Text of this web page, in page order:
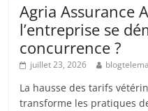
Agria Assurance
l’entreprise se
concurrence ?
juillet 23, 2026
La hausse des tarifs
transforme les pratiques